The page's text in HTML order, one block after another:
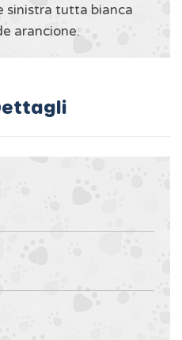
sinistra tutta bianca
arancione.